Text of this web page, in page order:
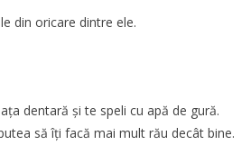
din oricare dintre ele.
dentară și te speli cu apă de gură.
să îți facă mai mult rău decât bine.